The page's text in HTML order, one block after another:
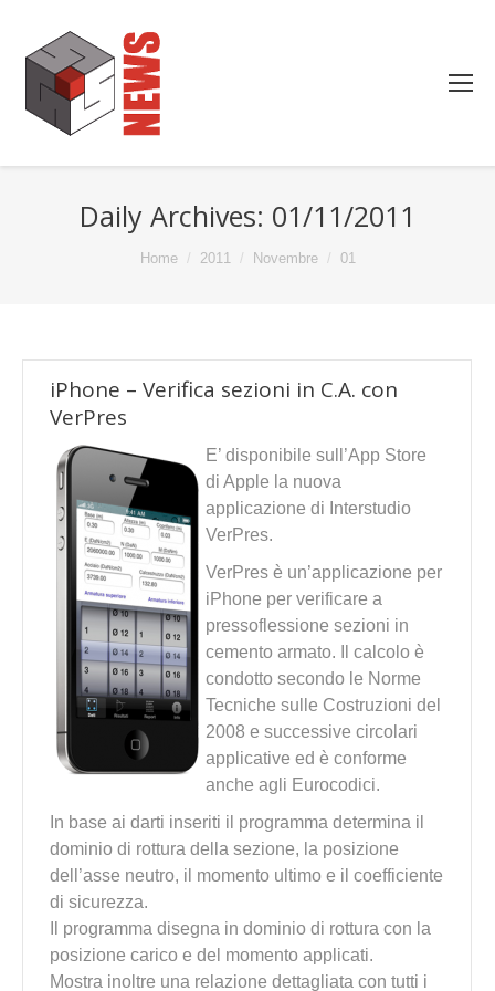
Daily Archives: 01/11/2011
Home 2011 Novembre 01
iPhone – Verifica sezioni in C.A. con
VerPres
E’ disponibile sull’App Store
di Apple la nuova
applicazione di Interstudio
VerPres.
VerPres è un’applicazione per
iPhone per verificare a
pressoflessione sezioni in
cemento armato. Il calcolo è
condotto secondo le Norme
Tecniche sulle Costruzioni del
2008 e successive circolari
applicative ed è conforme
anche agli Eurocodici.
In base ai darti inseriti il programma determina il
dominio di rottura della sezione, la posizione
dell’asse neutro, il momento ultimo e il coefficiente
di sicurezza.
Il programma disegna in dominio di rottura con la
posizione carico e del momento applicati.
Mostra inoltre una relazione dettagliata con tutti i